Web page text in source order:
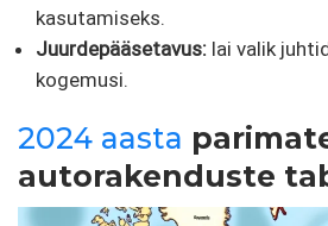
kasutamiseks.
Juurdepääsetavus: lai valik
kogemusi.
2024 aasta
autorakenduste